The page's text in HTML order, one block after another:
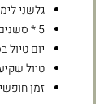
גלשני
5 * סשנים מצולמים וניתוחי וידאו
יום טיול
טיול
זמן